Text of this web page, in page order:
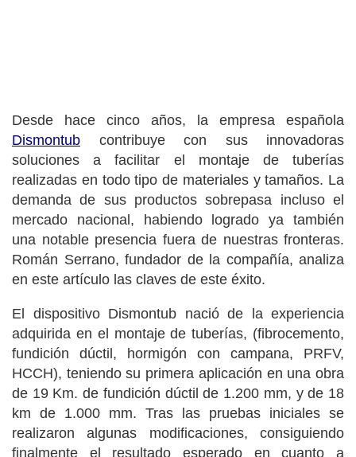
Desde hace cinco años, la empresa española
Dismontub contribuye con sus innovadoras
soluciones a facilitar el montaje de tuberías
realizadas en todo tipo de materiales y tamaños. La
demanda de sus productos sobrepasa incluso el
mercado nacional, habiendo logrado ya también
una notable presencia fuera de nuestras fronteras.
Román Serrano, fundador de la compañía, analiza
en este artículo las claves de este éxito.
El dispositivo Dismontub nació de la experiencia
adquirida en el montaje de tuberías, (fibrocemento,
fundición dúctil, hormigón con campana, PRFV,
HCCH), teniendo su primera aplicación en una obra
de 19 Km. de fundición dúctil de 1.200 mm, y de 18
km de 1.000 mm. Tras las pruebas iniciales se
realizaron algunas modificaciones, consiguiendo
finalmente el resultado esperado en cuanto a